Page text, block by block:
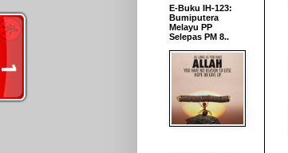
E-Buku IH-123:
Bumiputera
Melayu PP
Selepas PM 8..